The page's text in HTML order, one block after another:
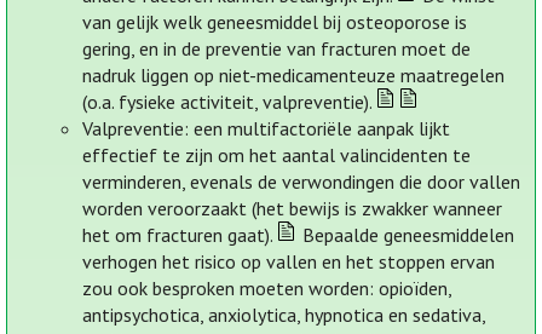
van gelijk welk geneesmiddel bij osteoporose is
gering, en in de preventie van fracturen moet de
nadruk liggen op niet-medicamenteuze maatregelen
(o.a. fysieke activiteit, valpreventie).
Valpreventie: een multifactoriële aanpak lijkt
effectief te zijn om het aantal valincidenten te
verminderen, evenals de verwondingen die door vallen
worden veroorzaakt (het bewijs is zwakker wanneer
het om fracturen gaat).
Bepaalde geneesmiddelen
verhogen het risico op vallen en het stoppen ervan
zou ook besproken moeten worden: opioïden,
antipsychotica, anxiolytica, hypnotica en sedativa,